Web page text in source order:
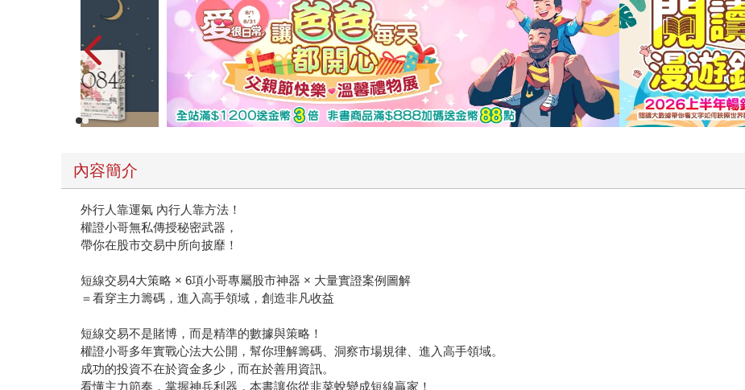
內容簡介
外行人靠運氣 內行人靠方法！
權證小哥無私傳授秘密武器，
帶你在股市交易中所向披靡！
短線交易4大策略 × 6項小哥專屬股市神器 × 大量實證案例圖解
＝看穿主力籌碼，進入高手領域，創造非凡收益
短線交易不是賭博，而是精準的數據與策略！
權證小哥多年實戰心法大公開，幫你理解籌碼、洞察市場規律、進入高手領域。
成功的投資不在於資金多少，而在於善用資訊。
看懂主力節奏，掌握神兵利器，本書讓你從韭菜蛻變成短線贏家！